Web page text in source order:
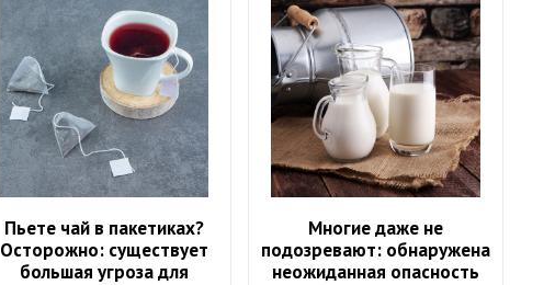
Пьете чай в пакетиках?
Осторожно: существует
большая угроза для
Многие даже не
подозревают: обнаружена
неожиданная опасность